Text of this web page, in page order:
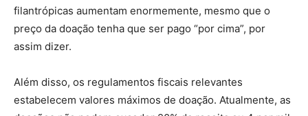
filantrópicas aumentam enormemente, mesmo que o
preço da doação tenha que ser pago “por cima”, por
assim dizer.
Além disso, os regulamentos fiscais relevantes
estabelecem valores máximos de doação. Atualmente, as